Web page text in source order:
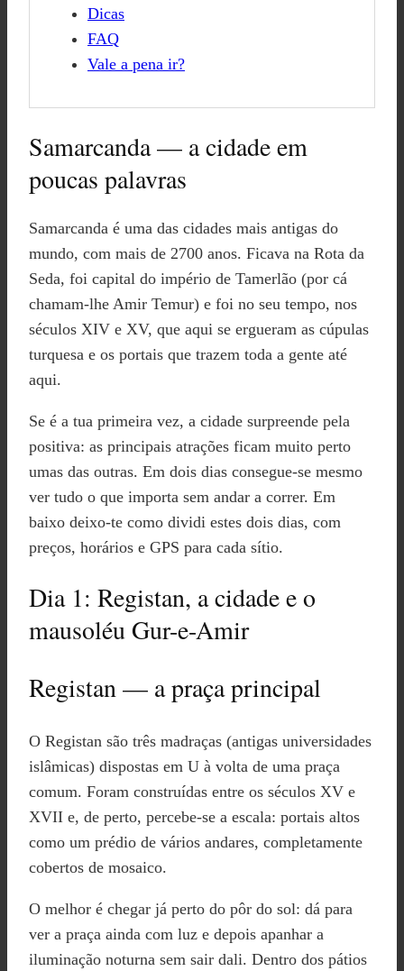
Dicas
FAQ
Vale a pena ir?
Samarcanda — a cidade em
poucas palavras
Samarcanda é uma das cidades mais antigas do
mundo, com mais de 2700 anos. Ficava na Rota da
Seda, foi capital do império de Tamerlão (por cá
chamam-lhe Amir Temur) e foi no seu tempo, nos
séculos XIV e XV, que aqui se ergueram as cúpulas
turquesa e os portais que trazem toda a gente até
aqui.
Se é a tua primeira vez, a cidade surpreende pela
positiva: as principais atrações ficam muito perto
umas das outras. Em dois dias consegue-se mesmo
ver tudo o que importa sem andar a correr. Em
baixo deixo-te como dividi estes dois dias, com
preços, horários e GPS para cada sítio.
Dia 1: Registan, a cidade e o
mausoléu Gur-e-Amir
Registan — a praça principal
O Registan são três madraças (antigas universidades
islâmicas) dispostas em U à volta de uma praça
comum. Foram construídas entre os séculos XV e
XVII e, de perto, percebe-se a escala: portais altos
como um prédio de vários andares, completamente
cobertos de mosaico.
O melhor é chegar já perto do pôr do sol: dá para
ver a praça ainda com luz e depois apanhar a
iluminação noturna sem sair dali. Dentro dos pátios